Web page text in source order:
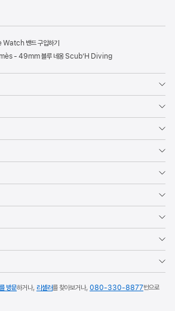
밴드 구입하기
- 49mm 블루 네옹 Scub’H Diving
방문하거나, 리셀러를 찾아보거나, 080-330-8877번으로